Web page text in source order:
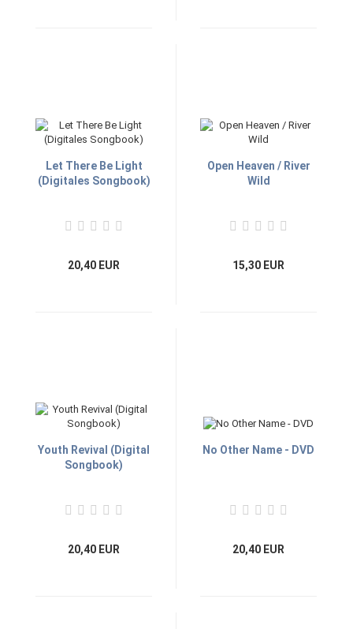
Let There Be Light
(Digitales Songbook)
20,40 EUR
Open Heaven / River
Wild
15,30 EUR
Youth Revival (Digital
Songbook)
20,40 EUR
No Other Name - DVD
20,40 EUR